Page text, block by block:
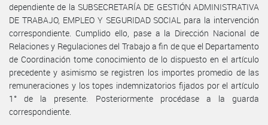
dependiente de la SUBSECRETARÍA DE GESTIÓN ADMINISTRATIVA
DE TRABAJO, EMPLEO Y SEGURIDAD SOCIAL para la intervención
correspondiente. Cumplido ello, pase a la Dirección Nacional de
Relaciones y Regulaciones del Trabajo a fin de que el Departamento
de Coordinación tome conocimiento de lo dispuesto en el artículo
precedente y asimismo se registren los importes promedio de las
remuneraciones y los topes indemnizatorios fijados por el artículo
1° de la presente. Posteriormente procédase a la guarda
correspondiente.